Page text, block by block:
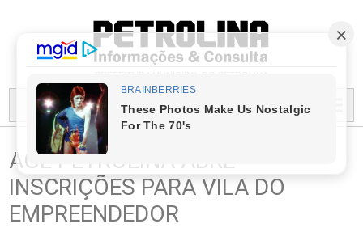
MENU...
AGE PETROLINA ABRE
INSCRIÇÕES PARA VILA DO
EMPREENDEDOR